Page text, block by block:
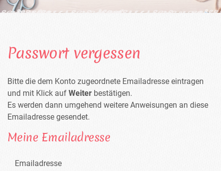
Passwort vergessen
Bitte die dem Konto zugeordnete Emailadresse eintragen
und mit Klick auf Weiter bestätigen.
Es werden dann umgehend weitere Anweisungen an diese
Emailadresse gesendet.
Meine Emailadresse
Emailadresse